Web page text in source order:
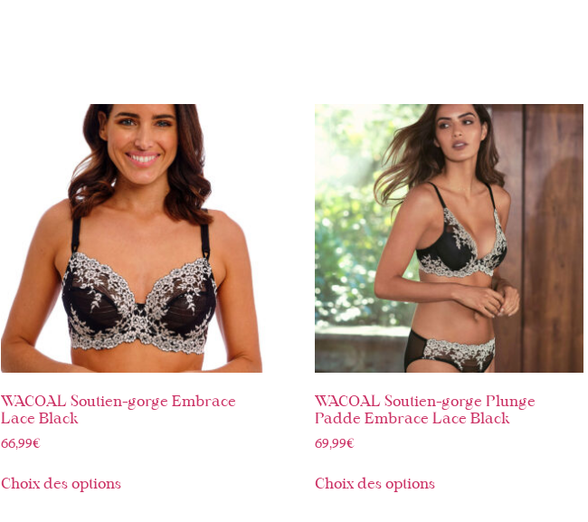
WACOAL Soutien-gorge Embrace
Lace Black
66,99€
Choix des options
WACOAL Soutien-gorge Plunge
Padde Embrace Lace Black
69,99€
Choix des options